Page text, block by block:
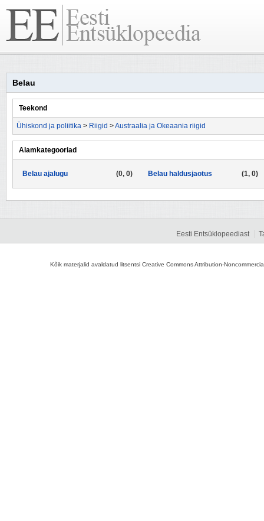
Belau
Teekond
Ühiskond ja poliitika > Riigid >Austraalia ja Okeaania riigid
Alamkategooriad
(0, 0)
Belau ajalugu (1, 0)
Belau haldusjaotus
Eesti Entsüklopeediast
Kõik materjalid avaldatud litsentsi Creative Commons Attribution-